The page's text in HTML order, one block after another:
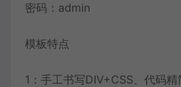
密码：admin
模板特点
1：手工书写DIV+CSS、代码精